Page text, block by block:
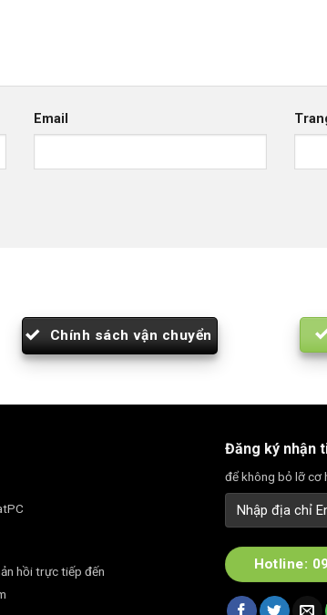
Email
Chính sách vận chuyển
hồi trực tiếp đến
Đăng ký nhận
để không bỏ lỡ cơ
Hotline: